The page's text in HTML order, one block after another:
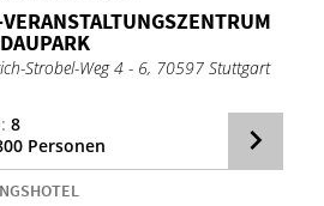
Strobel-Weg 4 - 6, 70597 Stuttgart
8
Personen